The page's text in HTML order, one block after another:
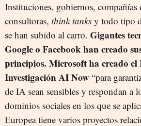
Instituciones, gobiernos, compañías
consultoras, think tanks y todo tipo
se han subido al carro. Gigantes
Google o Facebook han creado
principios. Microsoft ha creado el
Investigación AI Now “para
de IA sean sensibles y respondan a
dominios sociales en los que se
Europea tiene varios proyectos